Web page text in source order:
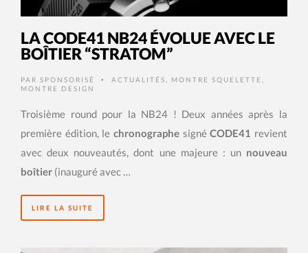
LA CODE41 NB24 ÉVOLUE AVEC LE
BOÎTIER “STRATOM”
PAR SPONSORISÉ • ACTUALITÉS MONTRE SQUELETTE
MONTRE DESIGN
Troisième round pour la NB24 ! Deux années après la
première édition, le chronographe signéCODE41 revient
avec deux nouveautés, dont une majeure : un nouveau
boîtier (inauguré avec …
LIRE LA SUITE